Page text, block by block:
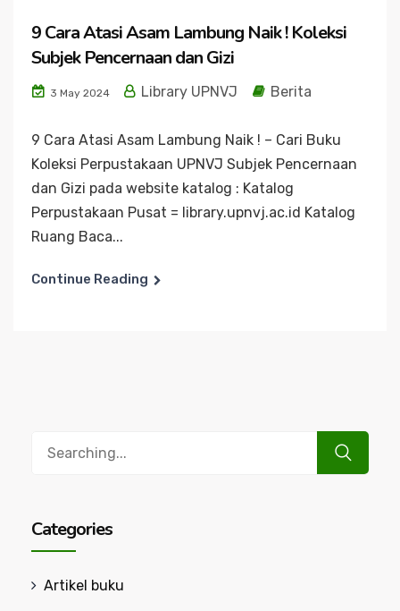
9 Cara Atasi Asam Lambung Naik ! Koleksi
Subjek Pencernaan dan Gizi
3 May 2024 Library UPNVJ Berita
9 Cara Atasi Asam Lambung Naik ! – Cari Buku
Koleksi Perpustakaan UPNVJ Subjek Pencernaan
dan Gizi pada website katalog : Katalog
Perpustakaan Pusat = library.upnvj.ac.id Katalog
Ruang Baca...
Continue Reading
Categories
Artikel buku